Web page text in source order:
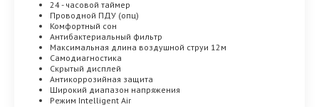
24 - часовой таймер
Проводной ПДУ (опц)
Комфортный сон
Антибактериальный фильтр
Максимальная длина воздушной струи 12м
Самодиагностика
Скрытый дисплей
Антикоррозийная защита
Широкий диапазон напряжения
Режим Intelligent Air